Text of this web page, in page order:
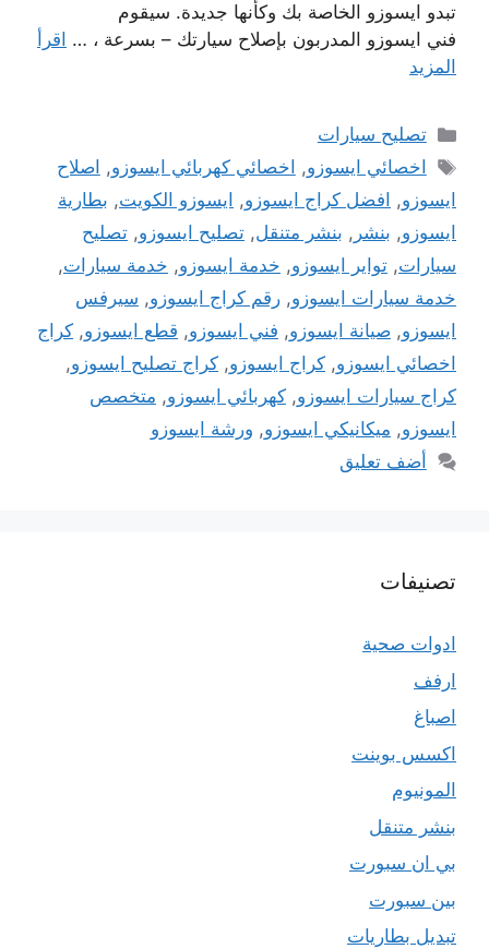
تبدو ايسوزو الخاصة بك وكأنها جديدة. سيقوم
فني ايسوزو المدربون بإصلاح سيارتك – بسرعة ، … اقرأ
المزيد
التصنيفات
تصليح سيارات
الوسوم
اخصائي ايسوزو, اخصائي كهربائي ايسوزو, اصلاح
ايسوزو, افضل كراج ايسوزو, ايسوزو الكويت, بطارية
ايسوزو, بنشر , بنشر متنقل, تصليح ايسوزو, تصليح
سيارات, تواير ايسوزو, خدمة ايسوزو, خدمة سيارات,
خدمة سيارات ايسوزو, رقم كراج ايسوزو, سيرفس
ايسوزو, صيانة ايسوزو, فني ايسوزو, قطع ايسوزو, كراج
اخصائي ايسوزو, كراج ايسوزو, كراج تصليح ايسوزو,
كراج سيارات ايسوزو, كهربائي ايسوزو, متخصص
ايسوزو, ميكانيكي ايسوزو, ورشة ايسوزو
أضف تعليق
تصنيفات
ادوات صحية
ارفف
اصباغ
اكسس بوينت
المونيوم
بنشر متنقل
بي ان سبورت
بين سبورت
تبديل بطاريات